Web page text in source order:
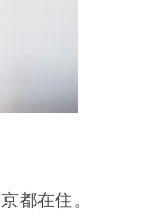
都在住。